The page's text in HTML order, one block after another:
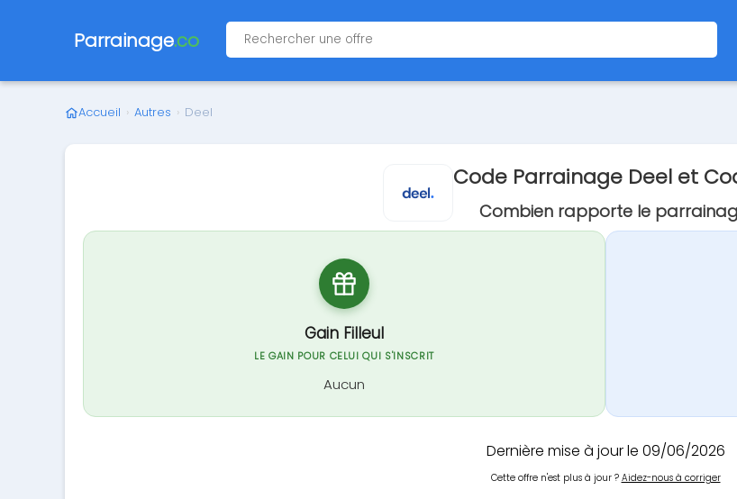
Parrainage.co
Accueil › Autres › Deel
Code Parrainage Deel et
Combien rapporte le
Gain Filleul
LE GAIN POUR CELUI QUI S'INSCRIT
Aucun
Dernière mise à jour le 09/06/2026
Cette offre n'est plus à jour ? Aidez-nous à corriger